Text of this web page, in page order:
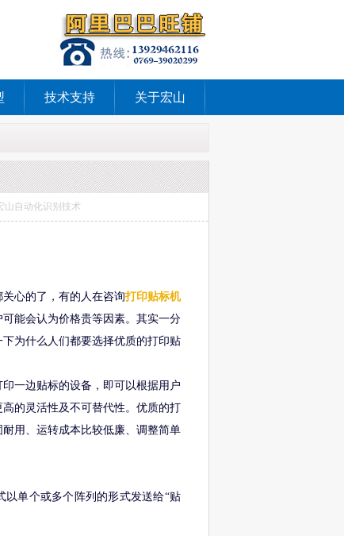
技术支持 关于宏山
自动化识别技术
心的了，有的人在咨询打印贴标机
能会认为价格贵等因素。其实一分
为什么人们都要选择优质的打印贴
一边贴标的设备，即可以根据用户
的灵活性及不可替代性。优质的打
用、运转成本比较低廉、调整简单
以单个或多个阵列的形式发送给“贴